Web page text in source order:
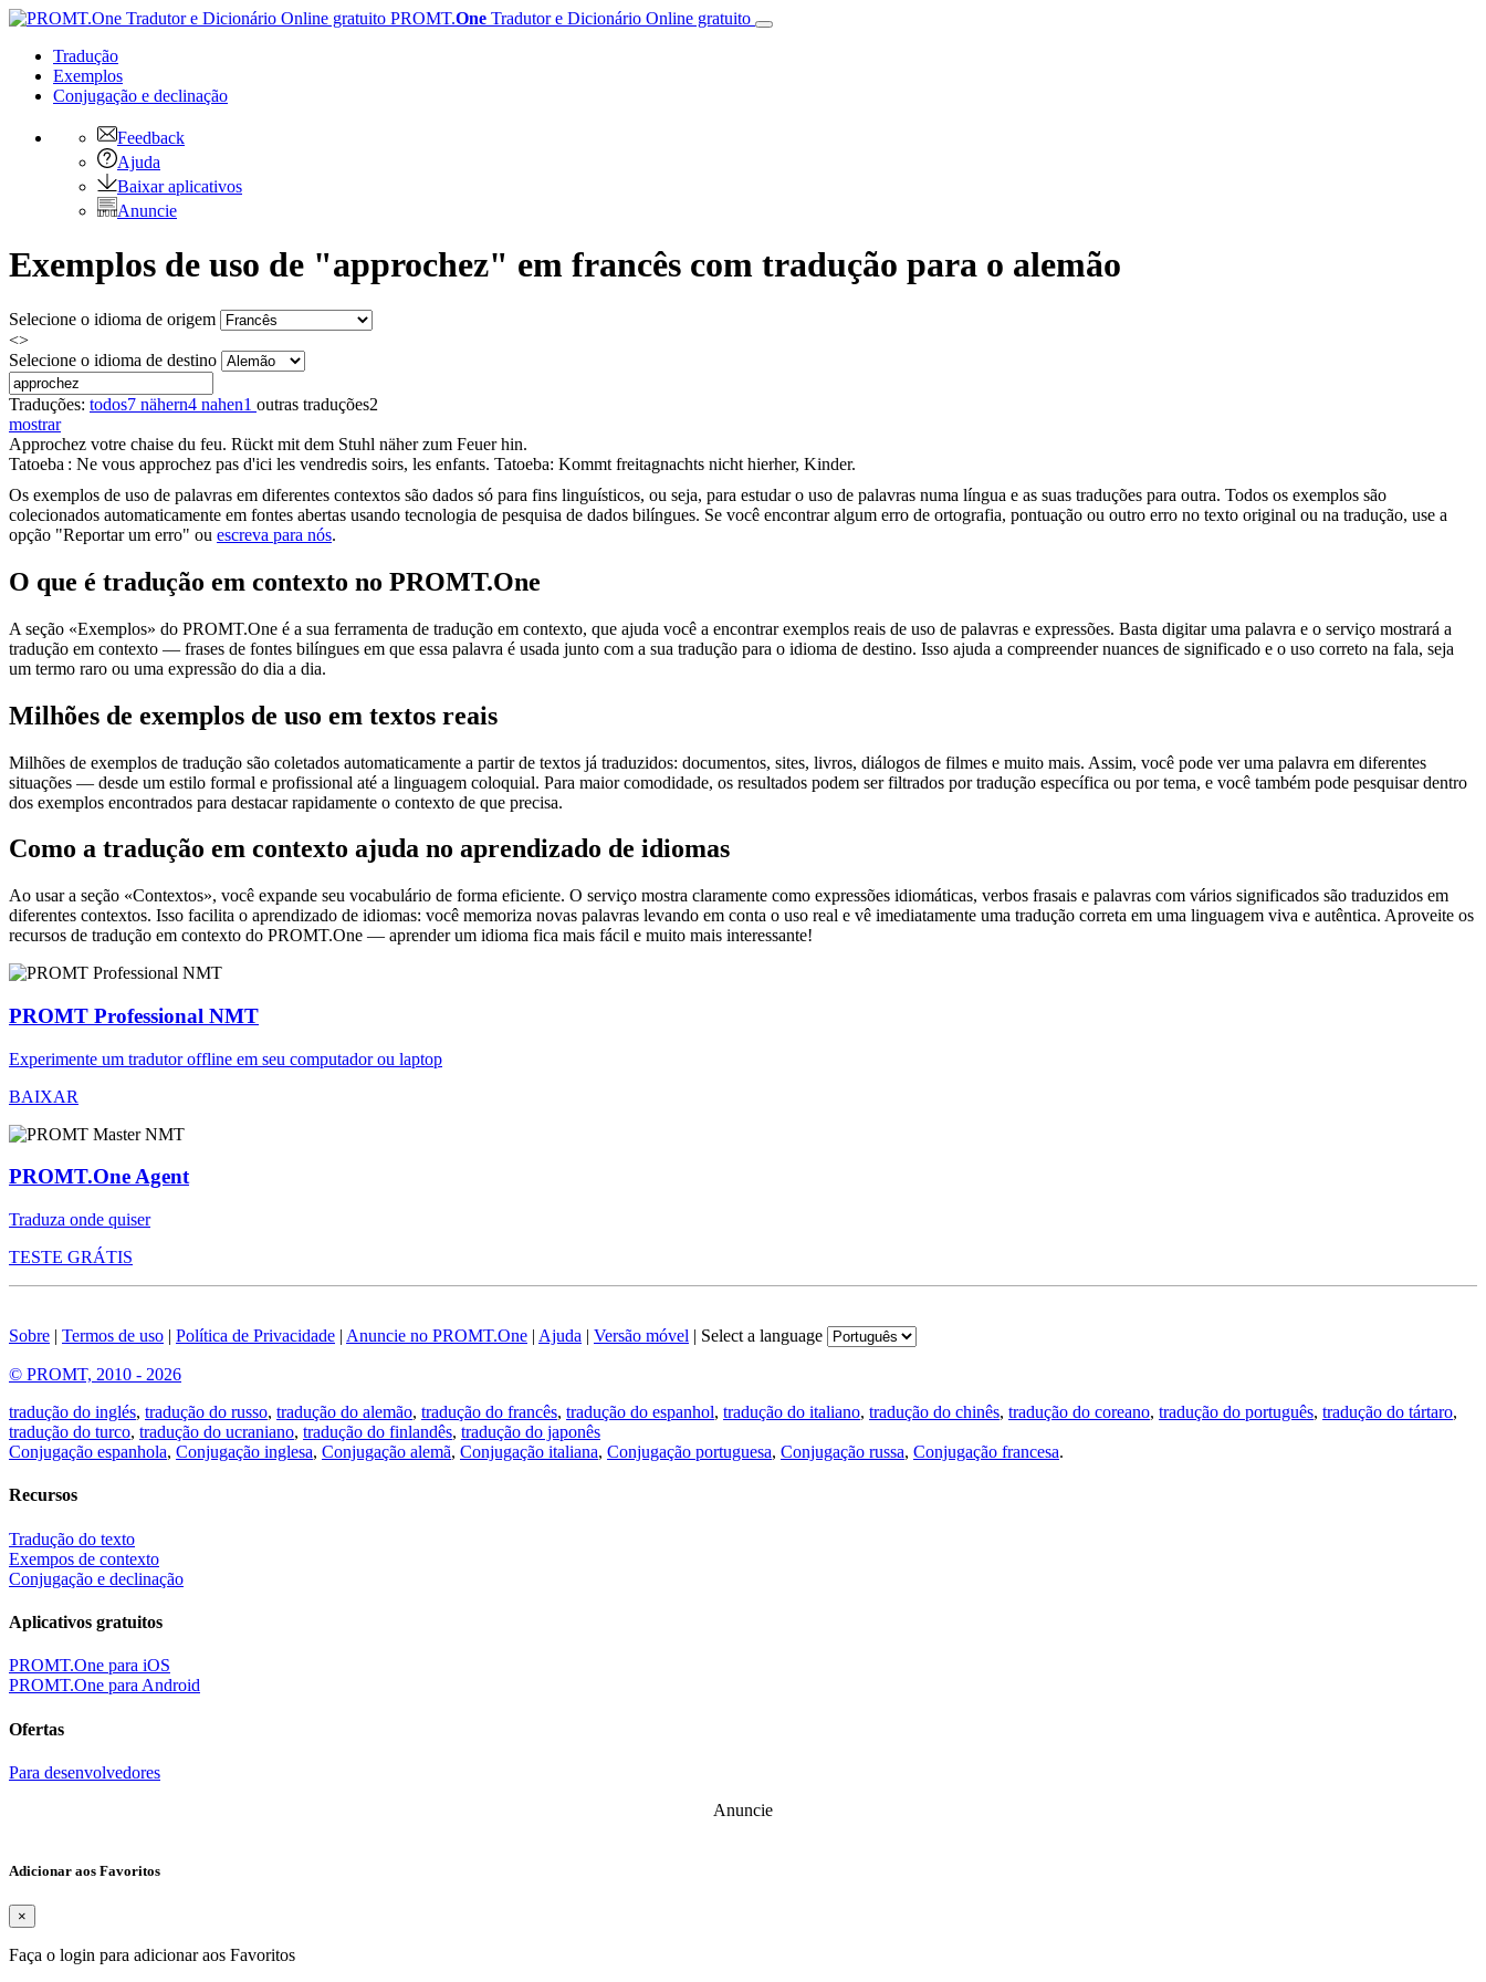
PROMT.One Tradutor e Dicionário Online gratuito
Tradução
Exemplos
Conjugação e declinação
Feedback
Ajuda
Baixar aplicativos
Anuncie
Exemplos de uso de "approchez" em francês com tradução para o alemão
Selecione o idioma de origem
<>
Selecione o idioma de destino
Traduções: todos7 nähern4 nahen1 outras traduções2
mostrar
Approchez votre chaise du feu. Rückt mit dem Stuhl näher zum Feuer hin.
Tatoeba : Ne vous approchez pas d'ici les vendredis soirs, les enfants. Tatoeba: Kommt freitagnachts nicht hierher, Kinder.
Os exemplos de uso de palavras em diferentes contextos são dados só para fins linguísticos, ou seja, para estudar o uso de palavras numa língua e as suas traduções para outra. Todos os exemplos são
colecionados automaticamente em fontes abertas usando tecnologia de pesquisa de dados bilíngues. Se você encontrar algum erro de ortografia, pontuação ou outro erro no texto original ou na tradução, use a
opção "Reportar um erro" ou escreva para nós.
O que é tradução em contexto no PROMT.One
A seção «Exemplos» do PROMT.One é a sua ferramenta de tradução em contexto, que ajuda você a encontrar exemplos reais de uso de palavras e expressões. Basta digitar uma palavra e o serviço mostrará a
tradução em contexto — frases de fontes bilíngues em que essa palavra é usada junto com a sua tradução para o idioma de destino. Isso ajuda a compreender nuances de significado e o uso correto na fala, seja
um termo raro ou uma expressão do dia a dia.
Milhões de exemplos de uso em textos reais
Milhões de exemplos de tradução são coletados automaticamente a partir de textos já traduzidos: documentos, sites, livros, diálogos de filmes e muito mais. Assim, você pode ver uma palavra em diferentes
situações — desde um estilo formal e profissional até a linguagem coloquial. Para maior comodidade, os resultados podem ser filtrados por tradução específica ou por tema, e você também pode pesquisar dentro
dos exemplos encontrados para destacar rapidamente o contexto de que precisa.
Como a tradução em contexto ajuda no aprendizado de idiomas
Ao usar a seção «Contextos», você expande seu vocabulário de forma eficiente. O serviço mostra claramente como expressões idiomáticas, verbos frasais e palavras com vários significados são traduzidos em
diferentes contextos. Isso facilita o aprendizado de idiomas: você memoriza novas palavras levando em conta o uso real e vê imediatamente uma tradução correta em uma linguagem viva e autêntica. Aproveite os
recursos de tradução em contexto do PROMT.One — aprender um idioma fica mais fácil e muito mais interessante!
PROMT Professional NMT
Experimente um tradutor offline em seu computador ou laptop
BAIXAR
PROMT.One Agent
Traduza onde quiser
TESTE GRÁTIS
Sobre | Termos de uso | Política de Privacidade | Anuncie no PROMT.One | Ajuda | Versão móvel | Select a language
© PROMT, 2010 - 2026
tradução do inglés, tradução do russo, tradução do alemão, tradução do francês, tradução do espanhol, tradução do italiano, tradução do chinês, tradução do coreano, tradução do português, tradução do tártaro,
tradução do turco, tradução do ucraniano, tradução do finlandês, tradução do japonês
Conjugação espanhola, Conjugação inglesa, Conjugação alemã, Conjugação italiana, Conjugação portuguesa, Conjugação russa, Conjugação francesa.
Recursos
Tradução do texto
Exempos de contexto
Conjugação e declinação
Aplicativos gratuitos
PROMT.One para iOS
PROMT.One para Android
Ofertas
Para desenvolvedores
Anuncie
Adicionar aos Favoritos
×
Faça o login para adicionar aos Favoritos